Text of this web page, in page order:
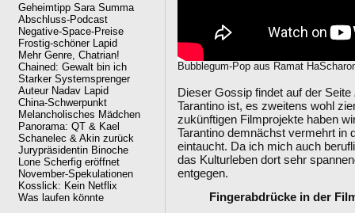
Geheimtipp Sara Summa
Abschluss-Podcast
Negative-Space-Preise
Frostig-schöner Lapid
Mehr Genre, Chatrian!
Chained: Gewalt bin ich
Starker Systemsprenger
Auteur Nadav Lapid
China-Schwerpunkt
Melancholisches Mädchen
Panorama: QT & Kael
Schanelec & Akin zurück
Jurypräsidentin Binoche
Lone Scherfig eröffnet
November-Spekulationen
Kosslick: Kein Netflix
Was laufen könnte
Bubblegum-Pop aus Ramat
Dieser Gossip findet auf der Seite
Tarantino ist, es zweitens wohl
zukünftigen Filmprojekte haben
Tarantino demnächst vermehrt in
eintaucht. Da ich mich auch
das Kulturleben dort sehr
entgegen.
Fingerabdrücke in der